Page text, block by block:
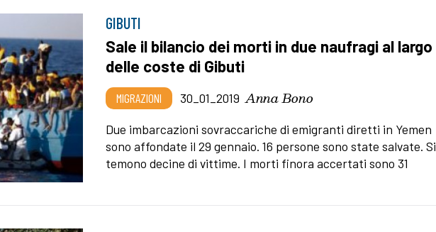
GIBUTI
Sale il bilancio dei morti in due naufragi al largo
delle coste di Gibuti
MIGRAZIONI 30_01_2019 Anna Bono
Due imbarcazioni sovraccariche di emigranti diretti in Yemen
sono affondate il 29 gennaio. 16 persone sono state salvate. Si
temono decine di vittime. I morti finora accertati sono 31